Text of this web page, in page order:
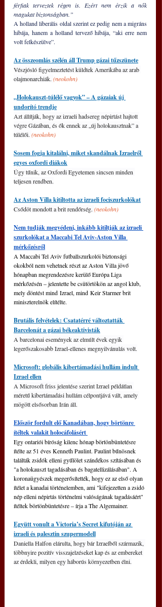
férfiak terveztek régen is. Ezért nem érzik a nők
magukat biztonságban.”
A holland liberális oldal szerint ez pedig nem a migráns
hibája, hanem a holland tervező hibája, “aki erre nem
volt felkészülve”.
Az összeomlás szélén áll Trump gázai tűzszünete
Vészjósló figyelmeztetést küldtek Amerikába az arab
olajmonarchiák. (neokohn)
„Holokauszt-túlélő vagyok” – A gázaiak új
undorító trendje
Azt állítják, hogy az izraeli hadsereg népirtást hajtott
végre Gázában, és ők ennek az „új holokausztnak” a
túlélői. (neokohn)
Sosem fogja kitalálni, miket skandálnak Izraelről
egyes oxfordi diákok
Úgy tűnik, az Oxfordi Egyetemen sincsen minden
teljesen rendben.
Az Aston Villa kitiltotta az izraeli fociszurkolókat
Csődöt mondott a brit rendőrség. (neokohn)
Nem tudják megvédeni, inkább kitiltják az izraeli
szurkolókat a Maccabi Tel Aviv-Aston Villa
mérkőzésről
A Maccabi Tel Aviv futballszurkolói biztonsági
okokból nem vehetnek részt az Aston Villa jövő
hónapban megrendezésre kerülő Európa Liga
mérkőzésén – jelentette be csütörtökön az angol klub,
mely döntést mind Izrael, mind Keir Starmer brit
miniszterelnök elítélte.
Brutális felvételek: Csatatérré változtatták
Barcelonát a gázai békeaktivisták
A barcelonai események az elmúlt évek egyik
legerőszakosabb Izrael-ellenes megnyilvánulás volt.
Microsoft: globális kibertámadási hullám indult
Izrael ellen
A Microsoft friss jelentése szerint Izrael példátlan
méretű kibertámadási hullám célpontjává vált, amely
mögött elsősorban Irán áll.
Először fordult elő Kanadában, hogy börtönre
ítéltek valakit holocáfolásért
Egy ontariói bíróság kilenc hónap börtönbüntetésre
ítélte az 51 éves Kenneth Paulint. Paulint bűnösnek
találták zsidók elleni gyűlölet szándékos szításában és
"a holokauszt tagadásában és bagatellizálásában". A
koronaügyészek megerősítették, hogy ez az első olyan
ítélet a kanadai történelemben, ami "kifejezetten a zsidó
nép elleni népirtás történelmi valóságának tagadásáért"
ítéltek börtönbüntetésre ‒ írja a The Algemainer.
Együtt vonult a Victoria’s Secret kifutóján az
izraeli és palesztin szupermodell
Daniella Halfon elárulta, hogy bár Izraelből származik,
többnyire pozitív visszajelzéseket kap és az embereket
az érdekli, milyen egy háborús környezetben élni.